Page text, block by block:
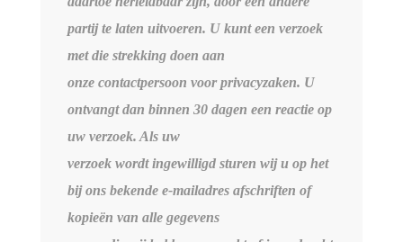
partij te laten uitvoeren. U kunt een verzoek
met die strekking doen aan
onze contactpersoon voor privacyzaken. U
ontvangt dan binnen 30 dagen een reactie op
uw verzoek. Als uw
verzoek wordt ingewilligd sturen wij u op het
bij ons bekende e-mailadres afschriften of
kopieën van alle gegevens